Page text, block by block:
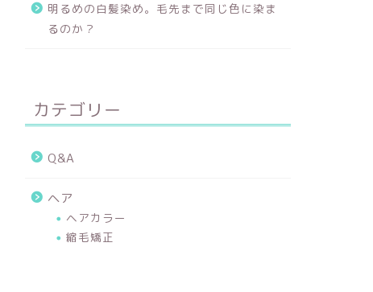
明るめの白髪染め。毛先まで同じ色に染ま
るのか？
カテゴリー
Q&A
ヘア
ヘアカラー
縮毛矯正